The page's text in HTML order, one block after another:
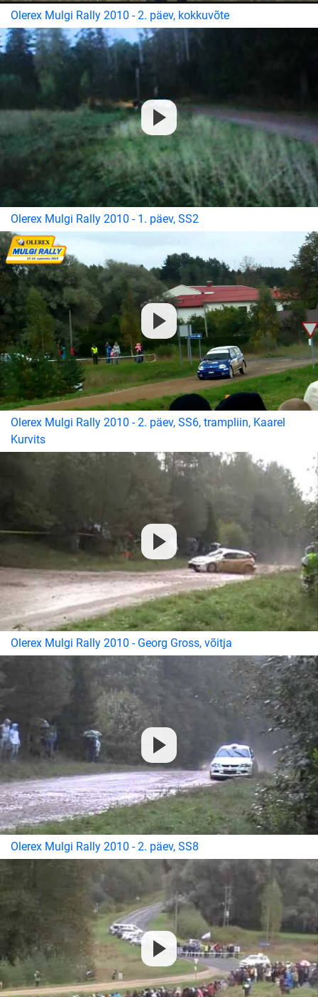
Olerex Mulgi Rally 2010 - 2. päev, kokkuvõte
Olerex Mulgi Rally 2010 - 1. päev, SS2
Olerex Mulgi Rally 2010 - 2. päev, SS6, trampliin, Kaarel
Kurvits
Olerex Mulgi Rally 2010 - Georg Gross, võitja
Olerex Mulgi Rally 2010 - 2. päev, SS8